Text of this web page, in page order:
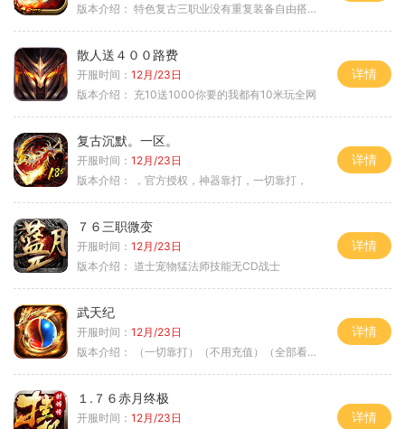
版本介绍： 特色复古三职业没有重复装备自由搭配私
散人送４００路费
开服时间： 12月/23日
版本介绍： 充10送1000你要的我都有10米玩全网
详情
复古沉默。一区。
开服时间： 12月/23日
版本介绍：
，官方授权，神器靠打，一切靠打，
详情
７６三职微变
开服时间： 12月/23日
版本介绍： 道士宠物猛法师技能无CD战士
详情
武天纪
开服时间： 12月/23日
版本介绍：
（一切靠打）（不用充值）（全部看脸）
详情
１.７６赤月终极
开服时间： 12月/23日
详情